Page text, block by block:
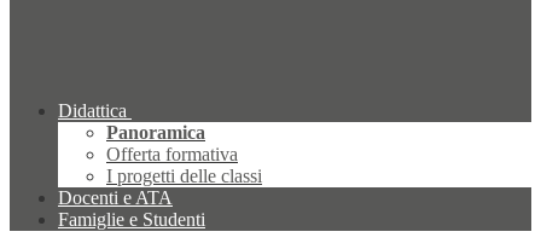
Didattica
Panoramica
Offerta formativa
I progetti delle classi
Docenti e ATA
Famiglie e Studenti